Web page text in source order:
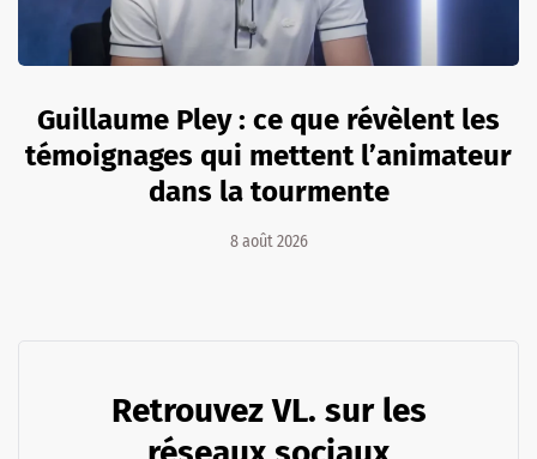
Guillaume Pley : ce que révèlent les
témoignages qui mettent l’animateur
dans la tourmente
8 août 2026
Retrouvez VL. sur les